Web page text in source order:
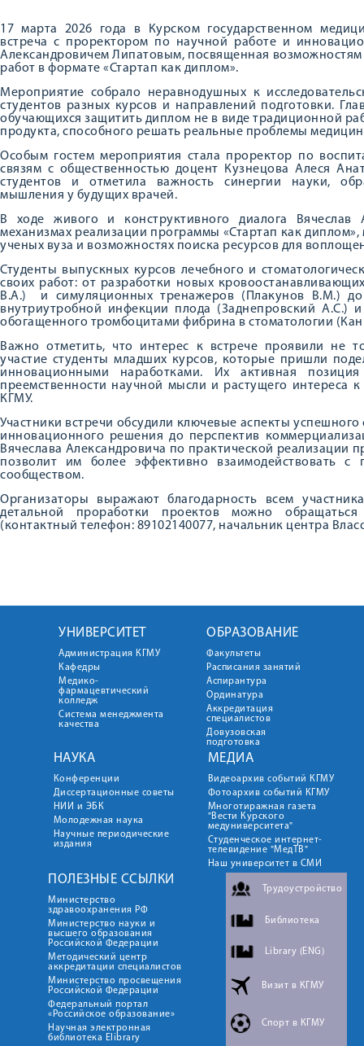
17 марта 2026 года в Курском государственном
встреча с проректором по научной работе и
Александровичем Липатовым, посвященная
работ в формате «Стартап как диплом».
Мероприятие собрало неравнодушных к
студентов разных курсов и направлений подготовки.
обучающихся защитить диплом не в виде традиционной
продукта, способного решать реальные проблемы
Особым гостем мероприятия стала проректор по
связям с общественностью доцент Кузнецова Алеся
студентов и отметила важность синергии науки,
мышления у будущих врачей.
В ходе живого и конструктивного диалога Вячеслав
механизмах реализации программы «Стартап как
ученых вуза и возможностях поиска ресурсов для
Студенты выпускных курсов лечебного и
своих работ: от разработки новых
В.А.) и симуляционных тренажеров (Плакунов В.М.) до
внутриутробной инфекции плода (Заднепровский А.С.)
обогащенного тромбоцитами фибрина в стоматологии
Важно отметить, что интерес к встрече проявили не
участие студенты младших курсов, которые пришли
инновационными наработками. Их активная
преемственности научной мысли и растущего интереса
КГМУ.
Участники встречи обсудили ключевые аспекты
инновационного решения до перспектив
Вячеслава Александровича по практической реализации
позволит им более эффективно взаимодействовать
сообществом.
Организаторы выражают благодарность всем
детальной проработки проектов можно
(контактный телефон: 89102140077, начальник центра
УНИВЕРСИТЕТ
Администрация КГМУ
Кафедры
Медико-
фармацевтический
колледж
Система менеджмента
качества
ОБРАЗОВАНИЕ
Факультеты
Расписания занятий
Аспирантура
Ординатура
Аккредитация
специалистов
Довузовская
подготовка
НАУКА
Конференции
Диссертационные советы
НИИ и ЭБК
Молодежная наука
Научные периодические
издания
МЕДИА
Видеоархив событий КГМУ
Фотоархив событий КГМУ
Многотиражная газета
"Вести Курского
медуниверситета"
Студенческое интернет-
телевидение "МедТВ"
Наш университет в СМИ
ПОЛЕЗНЫЕ ССЫЛКИ
Министерство
здравоохранения РФ
Министерство науки и
высшего образования
Российской Федерации
Методический центр
аккредитации специалистов
Министерство просвещения
Российской Федерации
Федеральный портал
«Российское образование»
Научная электронная
библиотека Elibrary
Трудоустройство
Библиотека
Library (ENG)
Визит в КГМУ
Спорт в КГМУ